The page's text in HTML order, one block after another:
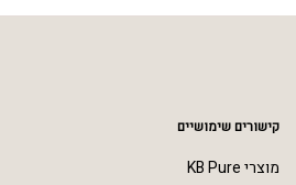
קישורים שימושיים
מוצרי KB Pure